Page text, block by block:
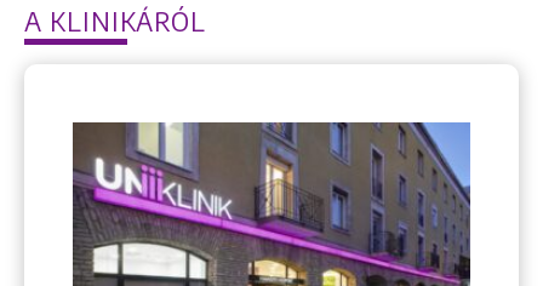
Keresés
A KLINIKÁRÓL